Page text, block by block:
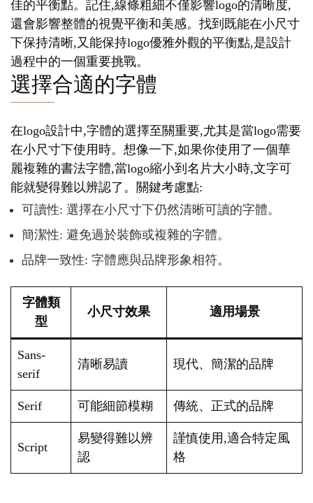
佳的平衡點。記住,線條粗細不僅影響logo的清晰度,
還會影響整體的視覺平衡和美感。找到既能在小尺寸
下保持清晰,又能保持logo優雅外觀的平衡點,是設計
過程中的一個重要挑戰。
選擇合適的字體
在logo設計中,字體的選擇至關重要,尤其是當logo需要
在小尺寸下使用時。想像一下,如果你使用了一個華
麗複雜的書法字體,當logo縮小到名片大小時,文字可
能就變得難以辨認了。關鍵考慮點:
可讀性: 選擇在小尺寸下仍然清晰可讀的字體。
簡潔性: 避免過於裝飾或複雜的字體。
品牌一致性: 字體應與品牌形象相符。
字體類
型
小尺寸效果 適用場景
Sans-
serif
清晰易讀 現代、簡潔的品牌
Serif 可能細節模糊 傳統、正式的品牌
Script
易變得難以辨
認
謹慎使用,適合特定風
格